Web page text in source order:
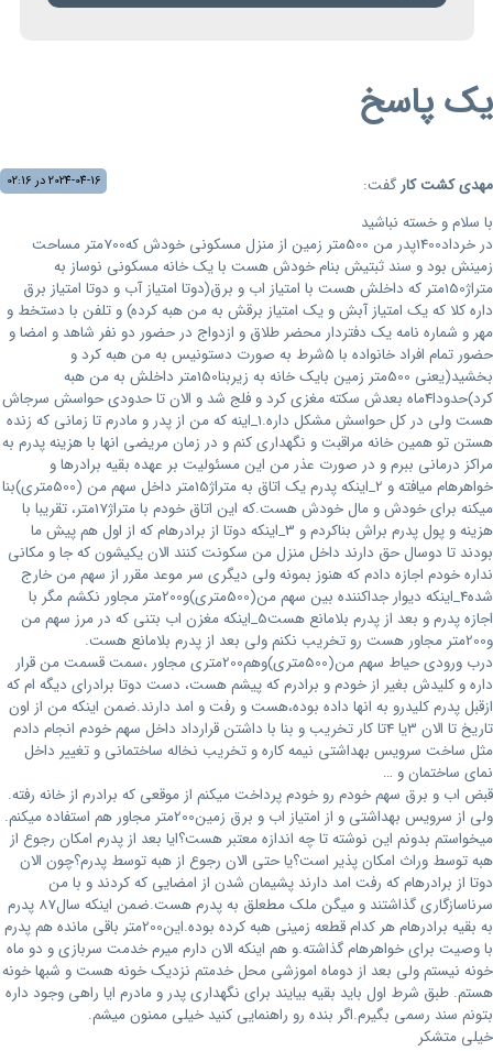
یک پاسخ
مهدی کشت کار گفت: 2024-04-16 در 02:16
با سلام و خسته نباشید
در خرداد1400پدر من 500متر زمین از منزل مسکونی خودش که700متر مساحت
زمینش بود و سند ثبتیش بنام خودش هست با یک خانه مسکونی نوساز به
متراژ150متر که داخلش هست با امتیاز اب و برق(دوتا امتیاز آب و دوتا امتیاز برق
داره کلا که یک امتیاز آبش و یک امتیاز برقش به من هبه کرده) و تلفن با دستخط و
مهر و شماره نامه یک دفتردار محضر طلاق و ازدواج در حضور دو نفر شاهد و امضا و
حضور تمام افراد خانواده با 5شرط به صورت دستونیس به من هبه کرد و
بخشید(یعنی 500متر زمین بایک خانه به زیربنا150متر داخلش به من هبه
کرد)حدودا4ماه بعدش سکته مغزی کرد و فلج شد و الان تا حدودی حواسش سرجاش
هست ولی در کل حواسش مشکل داره.1_اینه که من از پدر و مادرم تا زمانی که زنده
هستن تو همین خانه مراقبت و نگهداری کنم و در زمان مریضی انها با هزینه پدرم به
مراکز درمانی ببرم و در صورت عذر من این مسئولیت بر عهده بقیه برادرها و
خواهرهام میافته و 2_اینکه پدرم یک اتاق به متراژ15متر داخل سهم من (500متری)بنا
میکنه برای خودش و مال خودش هست.که این اتاق خودم با متراژ17متر، تقریبا با
هزینه و پول پدرم براش بناکردم ‌و 3_اینکه دوتا از برادرهام که از اول هم پیش ما
بودند تا دوسال حق دارند داخل منزل من سکونت کنند الان یکیشون که جا و مکانی
نداره خودم اجازه دادم که هنوز بمونه ولی دیگری سر موعد مقرر از سهم من خارج
شده4_اینکه دیوار جداکننده بین سهم من(500متری)و200متر مجاور نکشم مگر با
اجازه پدرم و بعد از پدرم بلامانع هست5_اینکه مغزن اب بتنی که در مرز سهم من
و200متر مجاور هست رو تخریب نکنم ولی بعد از پدرم بلامانع هست.
درب ورودی حیاط سهم من(500متری)وهم200متری مجاور ،سمت قسمت من قرار
داره و کلیدش بغیر از خودم و برادرم که پیشم هست، دست دوتا برادرای دیگه ام که
ازقبل پدرم کلیدرو به انها داده بوده،هست و رفت و امد دارند.ضمن اینکه من از اون
تاریخ تا الان 3یا 4تا کار تخریب و بنا با داشتن قرارداد داخل سهم خودم انجام دادم
مثل ساخت سرویس بهداشتی نیمه کاره و تخریب نخاله ساختمانی و تغییر داخل
نمای ساختمان و …
قبض اب و برق سهم خودم رو خودم پرداخت میکنم از موقعی که برادرم از خانه رفته.‌
ولی از سرویس بهداشتی و از امتیاز اب و برق زمین200متر مجاور هم استفاده میکنم.
میخواستم بدونم این نوشته تا چه اندازه معتبر هست؟ایا بعد از پدرم امکان رجوع از
هبه توسط وراث امکان پذیر است؟یا حتی الان رجوع از هبه توسط پدرم؟چون الان
دوتا از برادرهام که رفت امد دارند پشیمان شدن از امضایی که کردند و با من
سرناسازگاری گذاشتند و میگن ملک مطعلق به پدرم هست.ضمن اینکه سال87 پدرم
به بقیه برادرهام هر کدام قطعه زمینی هبه کرده بوده.این200متر باقی مانده هم پدرم
با وصیت برای خواهرهام گذاشته.و هم اینکه الان دارم میرم خدمت سربازی و دو ماه
خونه نیستم ولی بعد از دوماه اموزشی محل خدمتم نزدیک خونه هست و شبها خونه
هستم. طبق شرط اول باید بقیه بیایند برای نگهداری پدر و مادرم ایا راهی وجود داره
بتونم سند رسمی بگیرم.اگر بنده رو راهنمایی کنید خیلی ممنون میشم.
خیلی متشکر